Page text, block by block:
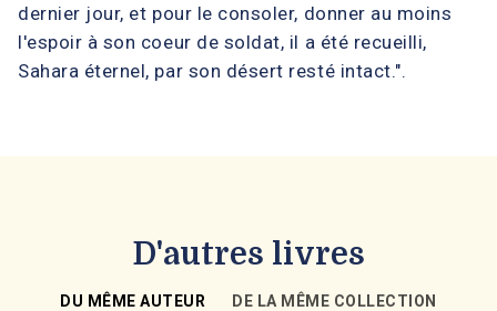
dernier jour, et pour le consoler, donner au moins
l'espoir à son coeur de soldat, il a été recueilli,
Sahara éternel, par son désert resté intact.".
D'autres livres
DU MÊME AUTEUR DE LA MÊME COLLECTION